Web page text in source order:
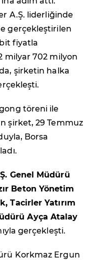
A.Ş. liderliğinde
gerçekleştirilen
fiyatla
milyar 702 milyon
şirketin halka
töreni ile
şirket, 29 Temmuz
Borsa
Genel Müdürü
Beton Yönetim
Tacirler Yatırım
Ayça Atalay
gerçekleşti.
Korkmaz Ergun